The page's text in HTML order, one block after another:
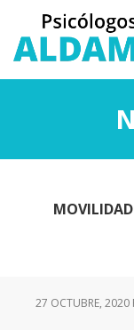
contenido
principal
barra
MOVILIDAD
27 OCTUBRE, 2020